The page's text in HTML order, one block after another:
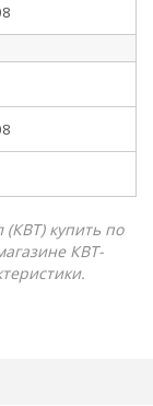
(КВТ) купить по
КВТ-